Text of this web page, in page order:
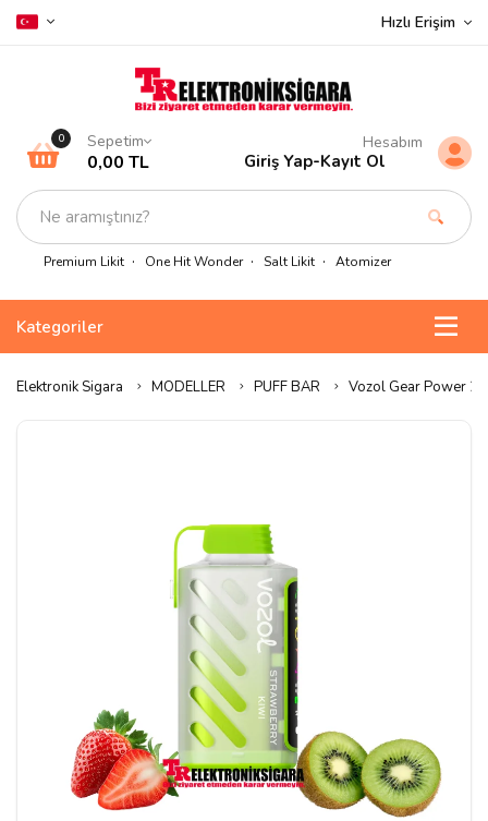
Hızlı Erişim
Premium Likit One Hit Wonder Salt Likit Atomizer
0 Sepetim
0,00 TL
Hesabım
Giriş Yap-Kayıt Ol
Kategoriler
Elektronik Sigara MODELLER PUFF BAR Vozol Gear Power